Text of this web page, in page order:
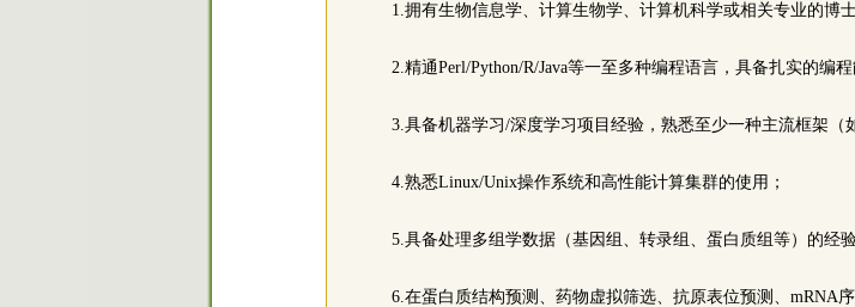
1.拥有生物信息学、计算生物学、计算机科学或相关专业的博
2.精通Perl/Python/R/Java等一至多种编程语言，具备扎实的编
3.具备机器学习/深度学习项目经验，熟悉至少一种主流框架（
4.熟悉Linux/Unix操作系统和高性能计算集群的使用；
5.具备处理多组学数据（基因组、转录组、蛋白质组等）的经
6.在蛋白质结构预测、药物虚拟筛选、抗原表位预测、mRNA